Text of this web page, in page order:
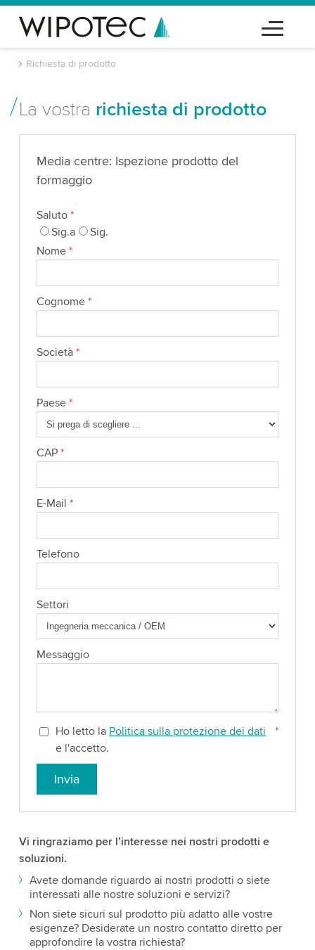
Richiesta di prodotto
La vostra richiesta di prodotto
Media centre: Ispezione prodotto del
formaggio
Saluto *
Sig.a
Sig.
Nome *
Cognome *
Società *
Paese *
CAP *
E-Mail *
Telefono
Settori
Messaggio
Ho letto la Politica sulla protezione dei dati
e l'accetto.
*
Invia
Vi ringraziamo per l’interesse nei nostri prodotti e
soluzioni.
Avete domande riguardo ai nostri prodotti o siete
interessati alle nostre soluzioni e servizi?
Non siete sicuri sul prodotto più adatto alle vostre
esigenze? Desiderate un nostro contatto diretto per
approfondire la vostra richiesta?